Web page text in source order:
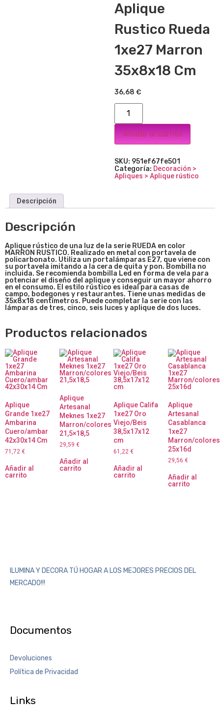
Aplique
Rustico Rueda
1xe27 Marron
35x8x18 Cm
36,68 €
Añadir al carrito
SKU: 951ef67fe501
Categoría: Decoración >
Apliques > Aplique rústico
Descripción
Descripción
Aplique rústico de una luz de la serie RUEDA en color
MARRON RUSTICO. Realizado en metal con portavela de
policarbonato. Utiliza un portalámparas E27, que viene con
su portavela imitando a la cera de quita y pon. Bombilla no
incluida. Se recomienda bombilla Led en forma de vela para
potenciar el diseño del aplique y conseguir un mayor ahorro
en el consumo. El estilo rústico es ideal para casas de
campo, bodegones y restaurantes. Tiene unas medidas de
35x8x18 centímetros. Puede completar la serie con las
lámparas de tres, cinco, seis luces y aplique de dos luces.
Productos relacionados
Aplique
Grande 1xe27
Ambarina
Cuero/ambar
42x30x14 Cm
71,72 €
Añadir al
carrito
Aplique
Artesanal
Meknes 1xe27
Marron/colores
21,5×18,5
29,59 €
Añadir al
carrito
Aplique Califa
1xe27 Oro
Viejo/Beis
38,5x17x12
cm
61,22€
Añadir al
carrito
Aplique
Artesanal
Casablanca
1xe27
Marron/colores
25x16d
29,56 €
Añadir al
carrito
ILUMINA Y DECORA TÚ HOGAR A LOS MEJORES PRECIOS DEL
MERCADO!!!
Documentos
Devoluciones
Política de Privacidad
Links